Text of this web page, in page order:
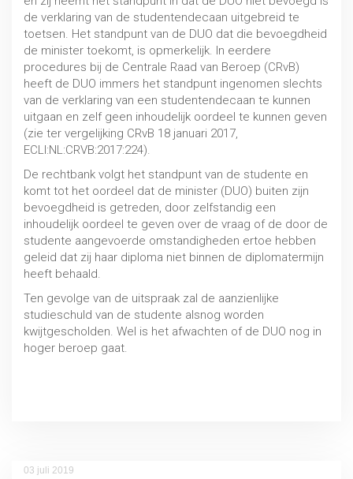
Iudicium Abeundi
HBO / WO
de verklaring van de studentendecaan uitgebreid te
toetsen. Het standpunt van de DUO dat die bevoegdheid
de minister toekomt, is opmerkelijk. In eerdere
procedures bij de Centrale Raad van Beroep (CRvB)
heeft de DUO immers het standpunt ingenomen slechts
van de verklaring van een studentendecaan te kunnen
uitgaan en zelf geen inhoudelijk oordeel te kunnen geven
(zie ter vergelijking CRvB 18 januari 2017,
ECLI:NL:CRVB:2017:224).
De rechtbank volgt het standpunt van de studente en
komt tot het oordeel dat de minister (DUO) buiten zijn
bevoegdheid is getreden, door zelfstandig een
inhoudelijk oordeel te geven over de vraag of de door de
studente aangevoerde omstandigheden ertoe hebben
geleid dat zij haar diploma niet binnen de diplomatermijn
heeft behaald.
Ten gevolge van de uitspraak zal de aanzienlijke
studieschuld van de studente alsnog worden
kwijtgescholden. Wel is het afwachten of de DUO nog in
hoger beroep gaat.
03 juli 2019